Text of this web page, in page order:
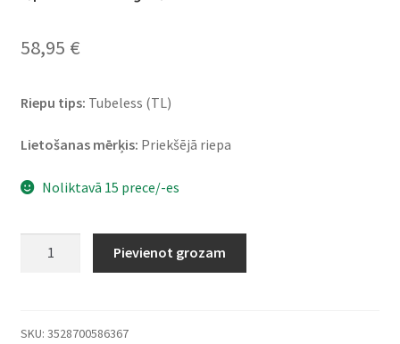
58,95 €
Riepu tips: Tubeless (TL)
Lietošanas mērķis: Priekšējā riepa
Noliktavā 15 prece/-es
(M+S)
Pievienot grozam
SKU: 3528700586367